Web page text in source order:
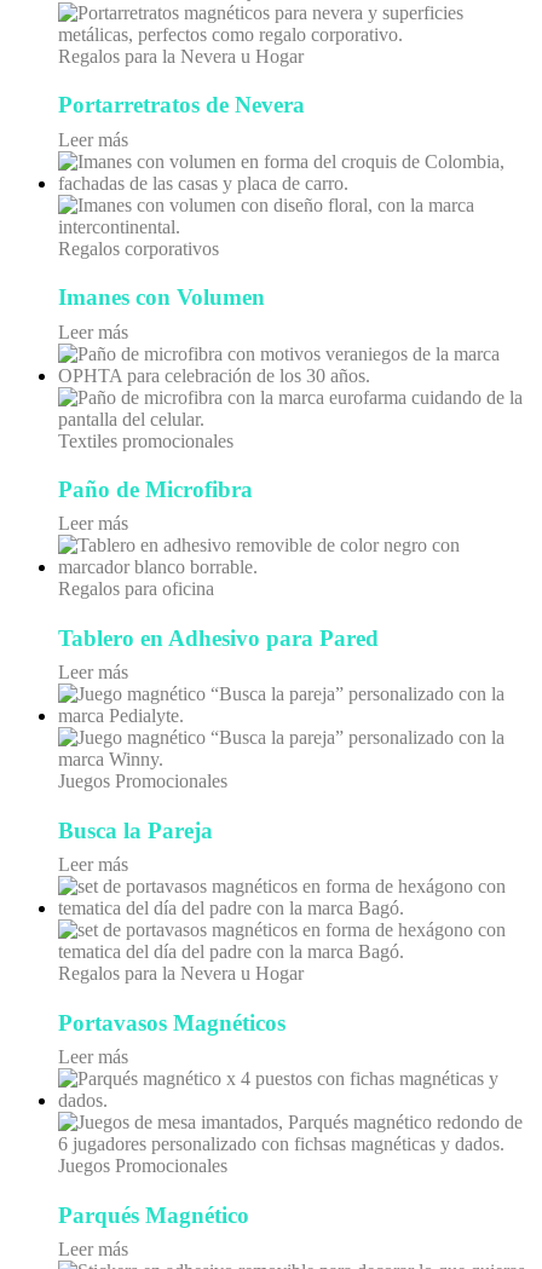
Regalos para la Nevera u Hogar
Portarretratos de Nevera
Leer más
Regalos corporativos
Imanes con Volumen
Leer más
Textiles promocionales
Paño de Microfibra
Leer más
Regalos para oficina
Tablero en Adhesivo para Pared
Leer más
Juegos Promocionales
Busca la Pareja
Leer más
Regalos para la Nevera u Hogar
Portavasos Magnéticos
Leer más
Juegos Promocionales
Parqués Magnético
Leer más